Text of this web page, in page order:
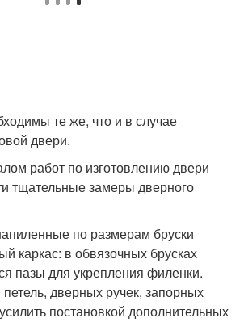
те же, что и в случае
двери.
работ по изготовлению двери
тщательные замеры дверного
по размерам бруски
каркас: в обвязочных брусках
пазы для укрепления филенки.
дверных ручек, запорных
постановкой дополнительных